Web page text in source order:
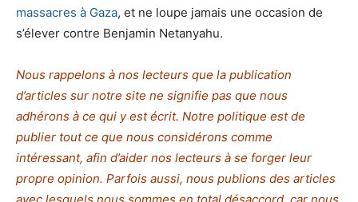
massacres à Gaza, et ne loupe jamais une occasion de
s’élever contre Benjamin Netanyahu.
Nous rappelons à nos lecteurs que la publication
d’articles sur notre site ne signifie pas que nous
adhérons à ce qui y est écrit. Notre politique est de
publier tout ce que nous considérons comme
intéressant, afin d’aider nos lecteurs à se forger leur
propre opinion. Parfois aussi, nous publions des articles
avec lesquels nous sommes en total désaccord, car nous